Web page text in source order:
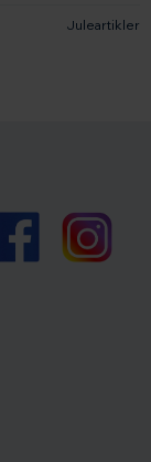
Juleartikler